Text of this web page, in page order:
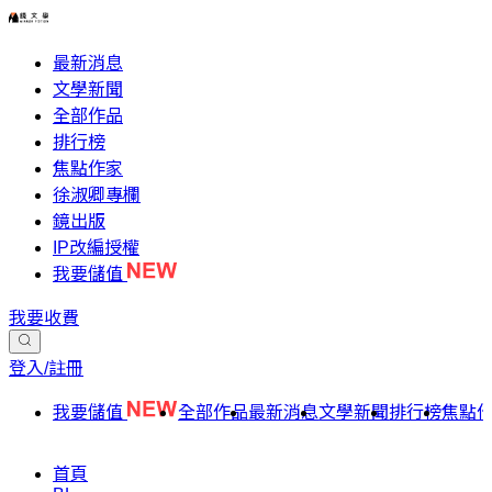
最新消息
文學新聞
全部作品
排行榜
焦點作家
徐淑卿專欄
鏡出版
IP改編授權
我要儲值
我要收費
登入/註冊
我要儲值 全部作品最新消息文學新聞排行榜焦點
首頁